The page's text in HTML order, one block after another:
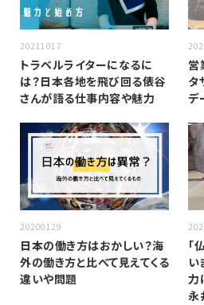
20211017
トラベルライターになるに
は？日本各地を飛び回る俵谷
さんが語る仕事内容や魅力
営
タ
デ
20200129
日本の働き方はおかしい？海
外の働き方と比べて見えてくる
違いや問題
「
い
力
永